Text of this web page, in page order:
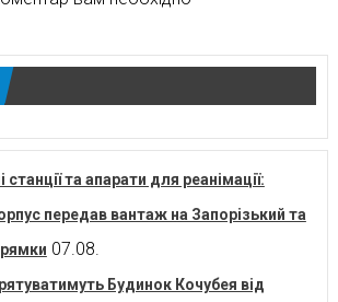
станції та апарати для реанімації:
передав вантаж на Запорізький та
07.08.
Будинок Кочубея від